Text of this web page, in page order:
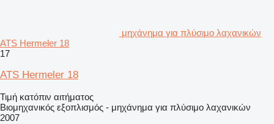
μηχάνημα για πλύσιμο λαχανικών
ATS Hermeler 18
17
ATS Hermeler 18
Τιμή κατόπιν αιτήματος
Βιομηχανικός εξοπλισμός - μηχάνημα για πλύσιμο λαχανικών
2007